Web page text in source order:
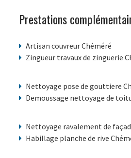
Prestations
Artisan couvreur Chéméré
Zingueur travaux de zinguerie
Nettoyage pose de gouttiere
Demoussage nettoyage de
Nettoyage ravalement de
Habillage planche de rive